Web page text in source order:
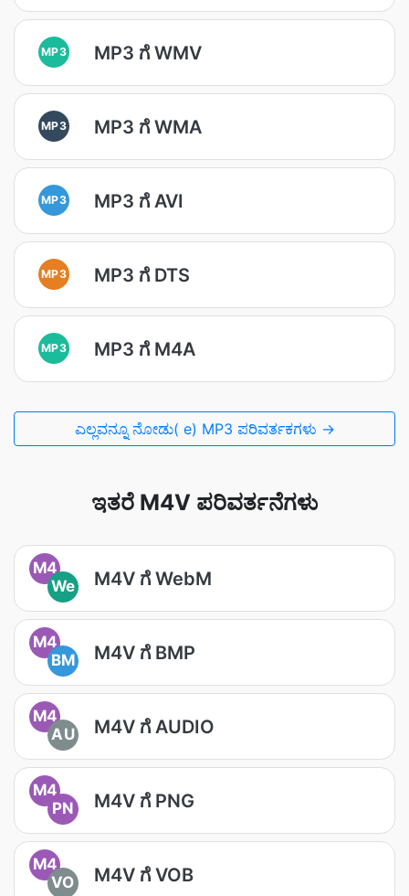
MP3 MP3 ಗೆ WMV
MP3 MP3 ಗೆ WMA
MP3 MP3 ಗೆ AVI
MP3 MP3 ಗೆ DTS
MP3 MP3 ಗೆ M4A
ಎಲ್ಲವನ್ನೂ ನೋಡು( e) MP3 ಪರಿವರ್ತಕಗಳು →
ಇತರೆ M4V ಪರಿವರ್ತನೆಗಳು
M4
We
M4V ಗೆ WebM
M4
BM
M4V ಗೆ BMP
M4
AU
M4V ಗೆ AUDIO
M4
PN
M4V ಗೆ PNG
M4
VO
M4V ಗೆ VOB